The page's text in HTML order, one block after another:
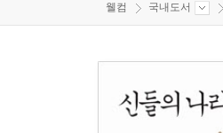
웰컴 국내도서